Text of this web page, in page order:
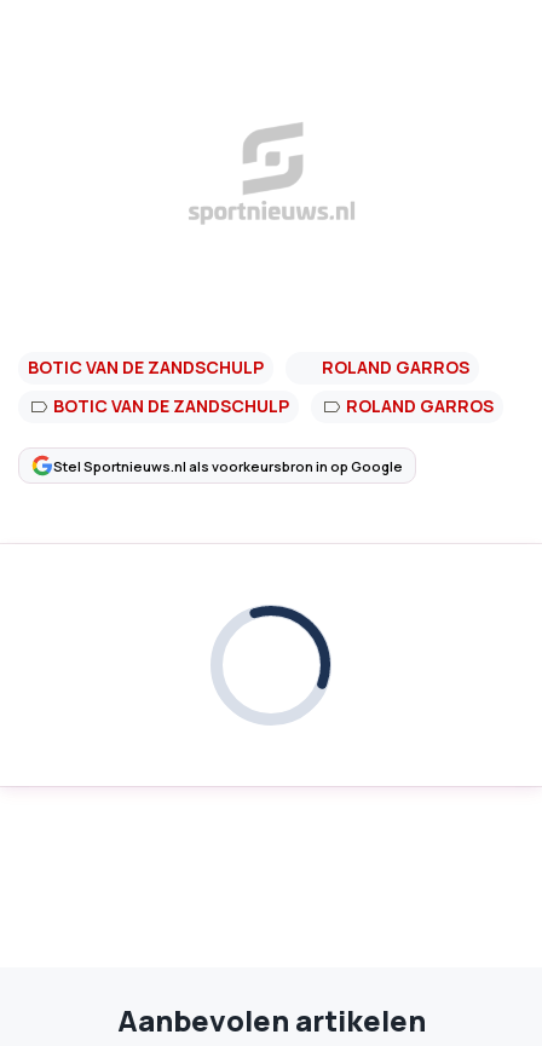
BOTIC VAN DE ZANDSCHULP
ROLAND GARROS
BOTIC VAN DE ZANDSCHULP
ROLAND GARROS
Stel Sportnieuws.nl als voorkeursbron in op Google
Aanbevolen artikelen